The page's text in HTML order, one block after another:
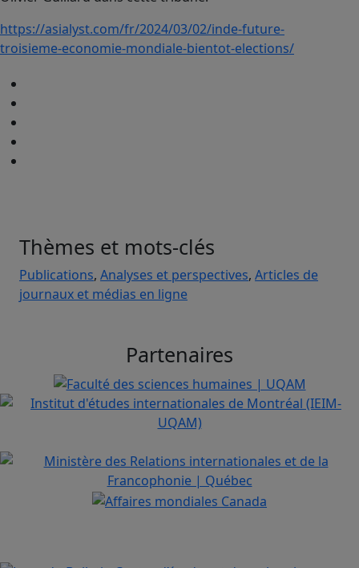
https://asialyst.com/fr/2024/03/02/inde-future-
troisieme-economie-mondiale-bientot-elections/
Thèmes et mots-clés
Publications, Analyses et perspectives, Articles de
journaux et médias en ligne
Partenaires